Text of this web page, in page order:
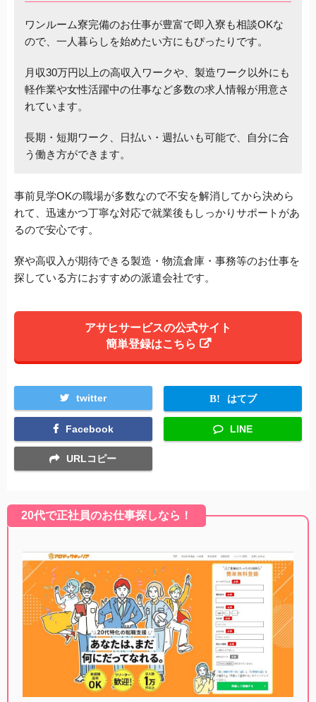
ワンルーム寮完備のお仕事が豊富で即入寮も相談OKな
ので、一人暮らしを始めたい方にもぴったりです。
月収30万円以上の高収入ワークや、製造ワーク以外にも
軽作業や女性活躍中の仕事など多数の求人情報が用意さ
れています。
長期・短期ワーク、日払い・週払いも可能で、自分に合
う働き方ができます。
事前見学OKの職場が多数なので不安を解消してから決めら
れて、迅速かつ丁寧な対応で就業後もしっかりサポートがあ
るので安心です。
寮や高収入が期待できる製造・物流倉庫・事務等のお仕事を
探している方におすすめの派遣会社です。
アサヒサービスの公式サイト
簡単登録はこちら
twitter はてブ
Facebook LINE
URLコピー
20代で正社員のお仕事探しなら！